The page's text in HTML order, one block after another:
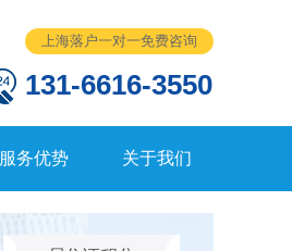
上海落户一对一免费咨询
131-6616-3550
服务优势 关于我们